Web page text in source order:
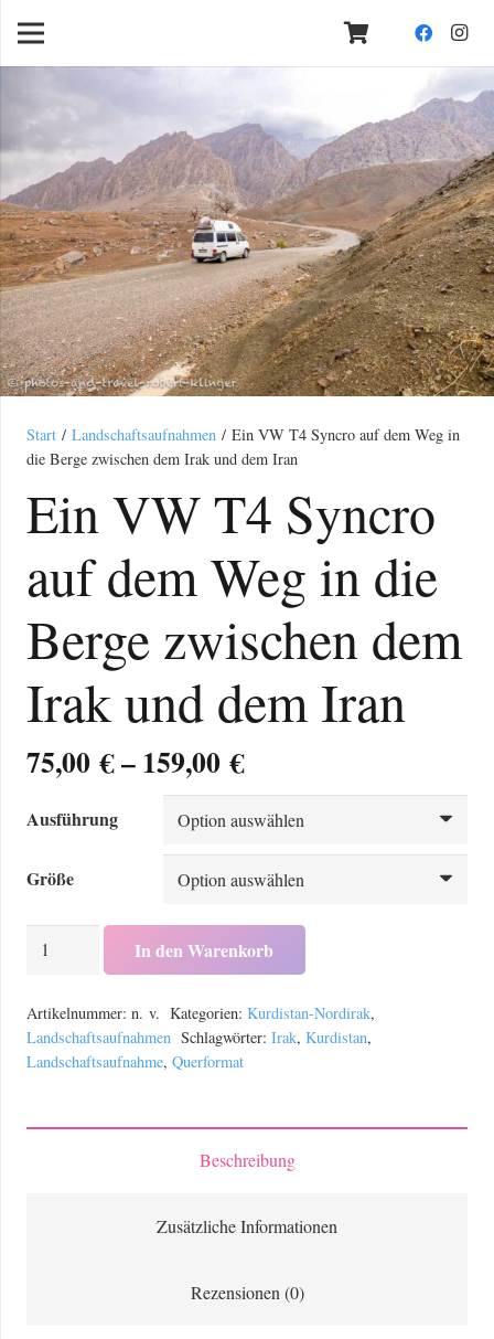
Start / Landschaftsaufnahmen / Ein VW T4 Syncro auf dem Weg in
die Berge zwischen dem Irak und dem Iran
Ein VW T4 Syncro
auf dem Weg in die
Berge zwischen dem
Irak und dem Iran
75,00€–159,00€Preisspanne:
75,00 €
bis
159,00 €
Ausführung
Größe
Ein
Syncro
auf
Weg
In den Warenkorb
Artikelnummer: n. v. Kategorien: Kurdistan-Nordirak,
Landschaftsaufnahmen Schlagwörter: Irak, Kurdistan,
Landschaftsaufnahme, Querformat
Beschreibung
Zusätzliche Informationen
Rezensionen (0)